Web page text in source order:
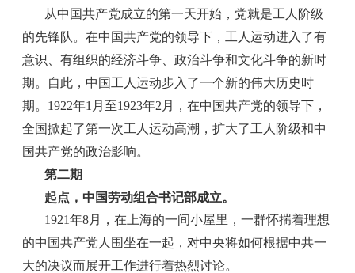
从中国共产党成立的第一天开始，党就是工人阶级
的先锋队。在中国共产党的领导下，工人运动进入了有
意识、有组织的经济斗争、政治斗争和文化斗争的新时
期。自此，中国工人运动步入了一个新的伟大历史时
期。1922年1月至1923年2月，在中国共产党的领导下，
全国掀起了第一次工人运动高潮，扩大了工人阶级和中
国共产党的政治影响。
第二期
起点，中国劳动组合书记部成立。
1921年8月，在上海的一间小屋里，一群怀揣着理想
的中国共产党人围坐在一起，对中央将如何根据中共一
大的决议而展开工作进行着热烈讨论。